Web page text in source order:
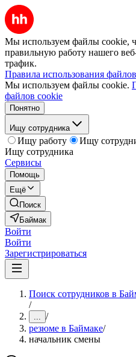
Мы используем файлы cookie,
правильную работу нашего
трафик.
Правила использования
Мы используем файлы cookie.
файлов cookie
Понятно
Ищу сотрудника
Ищу работу
Ищу
Ищу сотрудника
Сервисы
Помощь
Ещё
Поиск
Баймак
Войти
Войти
Зарегистрироваться
Поиск сотрудников в
/
... /
резюме в Баймаке/
начальник смены